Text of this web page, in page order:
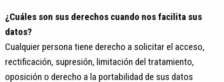
¿Cuáles son sus derechos cuando nos facilita sus
datos?
Cualquier persona tiene derecho a solicitar el acceso,
rectificación, supresión, limitación del tratamiento,
oposición o derecho a la portabilidad de sus datos